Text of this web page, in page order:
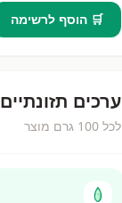
🛒 הוסף לרשימה
ערכים תזונתיים
לכל 100 גרם מוצר